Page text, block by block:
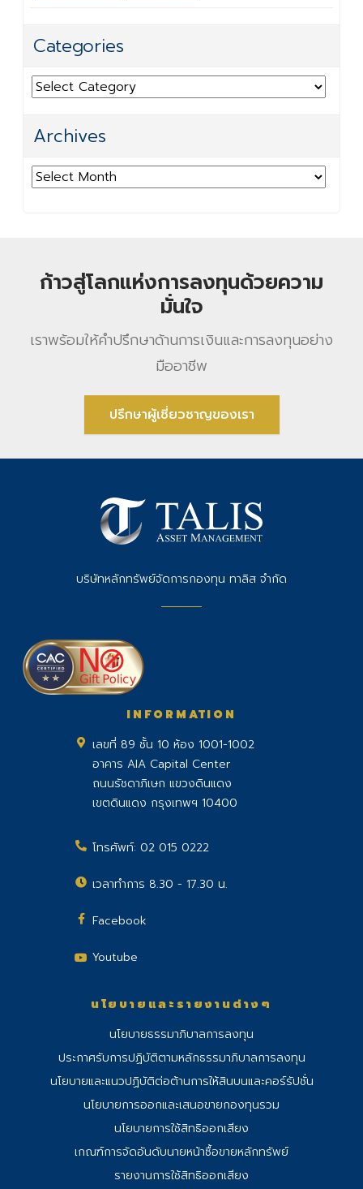
Categories
Categories
Archives
Archives
ก้าวสู่โลกแห่งการลงทุนด้วยความ
มั่นใจ
เราพร้อมให้คําปรึกษาด้านการเงินและการลงทุนอย่าง
มืออาชีพ
ปรึกษาผู้เชี่ยวชาญของเรา
บริษัทหลักทรัพย์จัดการกองทุน ทาลิส จำกัด
INFORMATION
เลขที่ 89 ชั้น 10 ห้อง 1001-1002
อาคาร AIA Capital Center
ถนนรัชดาภิเษก แขวงดินแดง
เขตดินแดง กรุงเทพฯ 10400
โทรศัพท์: 02 015 0222
เวลาทำการ 8.30 - 17.30 น.
Facebook
Youtube
นโยบายและรายงานต่างๆ
นโยบายธรรมาภิบาลการลงทุน
ประกาศรับการปฏิบัติตามหลักธรรมาภิบาลการลงทุน
นโยบายและแนวปฏิบัติต่อต้านการให้สินบนและคอร์รัปชั่น
นโยบายการออกและเสนอขายกองทุนรวม
นโยบายการใช้สิทธิออกเสียง
เกณฑ์การจัดอันดับนายหน้าซื้อขายหลักทรัพย์
รายงานการใช้สิทธิออกเสียง